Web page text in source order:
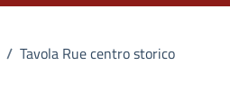
/ Tavola Rue centro storico